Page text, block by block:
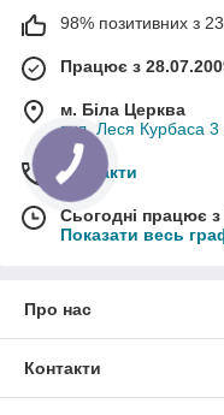
98% позитивних з
Працює з
м. Біла Церква
вул. Леся Курбаса
Контакти
Сьогодні працює
Показати весь
Про нас
Контакти